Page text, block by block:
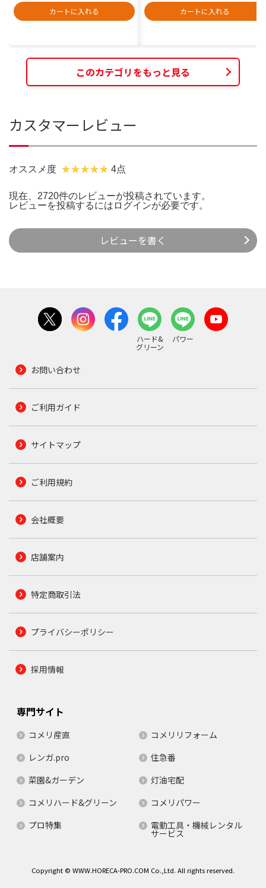
カートに入れる
カートに入れる
このカテゴリをもっと見る
カスタマーレビュー
オススメ度 4点
現在、2720件のレビューが投稿されています。
レビューを投稿するには ログインが必要です。
レビューを書く
ハード&
グリーン
パワー
お問い合わせ
ご利用ガイド
サイトマップ
ご利用規約
会社概要
店舗案内
特定商取引法
プライバシーポリシー
採用情報
専門サイト
コメリ産直
コメリリフォーム
レンガ.pro
住急番
菜園&ガーデン
灯油宅配
コメリハード&グリーン
コメリパワー
プロ特集
電動工具・機械レンタル
サービス
Copyright © WWW.HORECA-PRO.COM Co.,Ltd. All rights reserved.